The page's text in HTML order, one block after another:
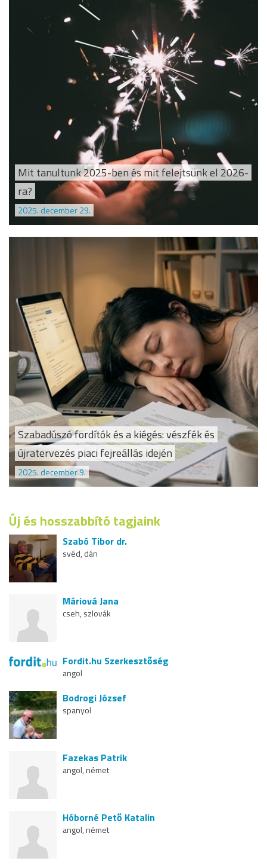
Mit tanultunk 2025-ben és mit felejtsünk el 2026-
ra?
2025. december 29.
Szabadúszó fordítók és a kiégés: vészfék és
újratervezés piaci fejreállás idején
2025. december 9.
Új és hosszabbító tagjaink
Szabó Tibor dr.
svéd, dán
Máriová Jana
cseh, szlovák
Fordit.hu Szerkesztőség
angol
Bodrogi József
spanyol
Fazekas Patrik
angol, német
Hóborné Pető Katalin
angol, német